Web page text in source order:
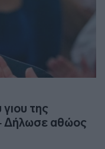
της
Δήλωσε αθώος